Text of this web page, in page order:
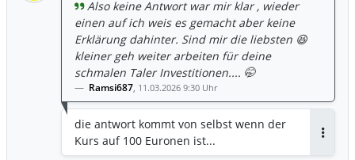
Also keine Antwort war mir klar , wieder
einen auf ich weis es gemacht aber keine
Erklärung dahinter. Sind mir die liebsten 😆
kleiner geh weiter arbeiten für deine
schmalen Taler Investitionen.... 🤭
Ramsi687, 11.03.2026 9:30 Uhr
die antwort kommt von selbst wenn der
Kurs auf 100 Euronen ist...